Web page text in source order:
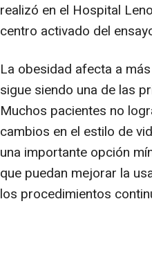
realizó en el Hospital
centro activado del
La obesidad afecta a
sigue siendo una de las
Muchos pacientes no
cambios en el estilo de
una importante opción
que puedan mejorar la
los procedimientos